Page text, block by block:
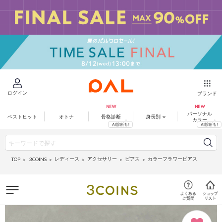
ログイン ブランド
ベストヒット オトナ 骨格診断 身長別
パーソナル
カラー
TOP 3COINS レディース アクセサリー ピアス カラーフラワーピアス